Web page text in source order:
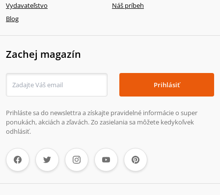
Vydavateľstvo
Náš príbeh
Blog
Zachej magazín
Prihlásiť
Prihláste sa do newslettra a získajte pravidelné informácie o super
ponukách, akciách a zľavách. Zo zasielania sa môžete kedykoľvek
odhlásiť.